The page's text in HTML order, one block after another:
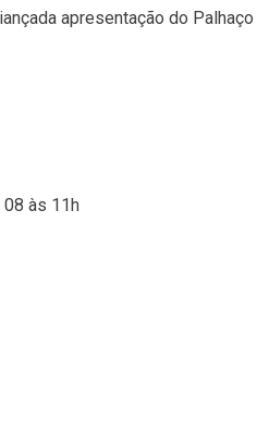
apresentação do
08 às 11h